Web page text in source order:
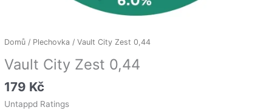
Domů / Plechovka / Vault City Zest 0,44
Vault City Zest 0,44
179 Kč
Untappd Ratings